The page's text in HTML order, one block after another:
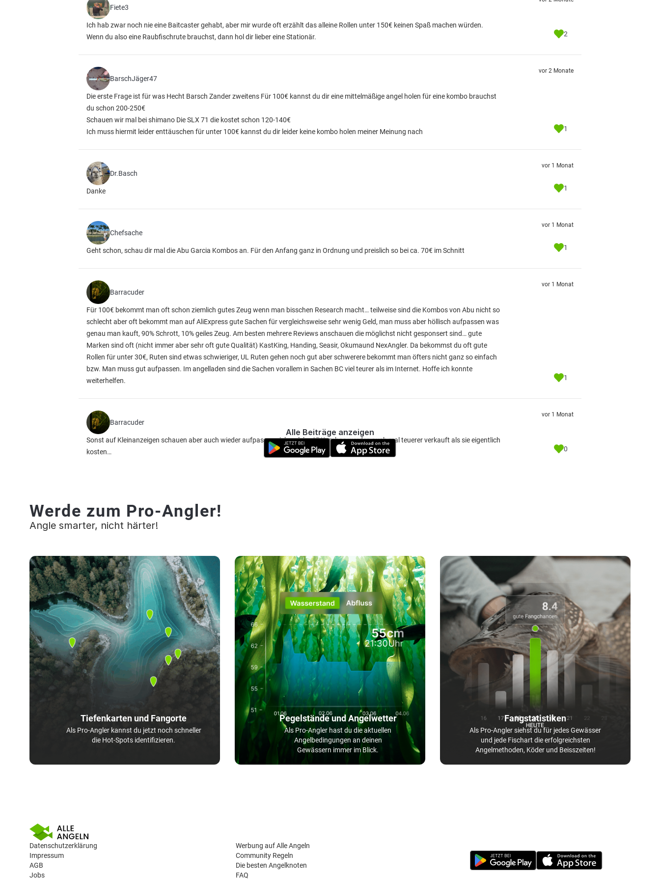
Fiete3
Ich hab zwar noch nie eine Baitcaster gehabt, aber mir wurde oft erzählt das alleine Rollen unter 150€ keinen Spaß machen würden.
Wenn du also eine Raubfischrute brauchst, dann hol dir lieber eine Stationär.
2
BarschJäger47
Die erste Frage ist für was Hecht Barsch Zander zweitens Für 100€ kannst du dir eine mittelmäßige angel holen für eine kombo brauchst
du schon 200-250€
Schauen wir mal bei shimano Die SLX 71 die kostet schon 120-140€
Ich muss hiermit leider enttäuschen für unter 100€ kannst du dir leider keine kombo holen meiner Meinung nach
vor 2 Monate
1
Dr.Basch
Danke
vor 1 Monat
1
Chefsache
Geht schon, schau dir mal die Abu Garcia Kombos an. Für den Anfang ganz in Ordnung und preislich so bei ca. 70€ im Schnitt
vor 1 Monat
1
Barracuder
Für 100€ bekommt man oft schon ziemlich gutes Zeug wenn man bisschen Research macht… teilweise sind die Kombos von Abu nicht so
schlecht aber oft bekommt man auf AliExpress gute Sachen für vergleichsweise sehr wenig Geld, man muss aber höllisch aufpassen was
genau man kauft, 90% Schrott, 10% geiles Zeug. Am besten mehrere Reviews anschauen die möglichst nicht gesponsert sind… gute
Marken sind oft (nicht immer aber sehr oft gute Qualität) KastKing, Handing, Seasir, Okumaund NexAngler. Da bekommst du oft gute
Rollen für unter 30€, Ruten sind etwas schwieriger, UL Ruten gehen noch gut aber schwerere bekommt man öfters nicht ganz so einfach
bzw. Man muss gut aufpassen. Im angelladen sind die Sachen vorallem in Sachen BC viel teurer als im Internet. Hoffe ich konnte
weiterhelfen.
vor 1 Monat
1
Barracuder
Sonst auf Kleinanzeigen schauen aber auch wieder aufpassen viele solche Ali Kombos werden auch mal teuerer verkauft als sie eigentlich
kosten…
vor 1 Monat
0
Alle Beiträge anzeigen
Werde zum Pro-Angler!
Angle smarter, nicht härter!
Tiefenkarten und Fangorte
Als Pro-Angler kannst du jetzt noch schneller
die Hot-Spots identifizieren.
Pegelstände und Angelwetter
Als Pro-Angler hast du die aktuellen
Angelbedingungen an deinen
Gewässern immer im Blick.
Fangstatistiken
Als Pro-Angler siehst du für jedes Gewässer
und jede Fischart die erfolgreichsten
Angelmethoden, Köder und Beisszeiten!
Datenschutzerklärung
Impressum
AGB
Jobs
Werbung auf Alle Angeln
Community Regeln
Die besten Angelknoten
FAQ